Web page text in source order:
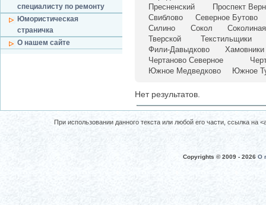
специалисту по ремонту
Юмористическая
страничка
О нашем сайте
Пресненский
Проспект
Свиблово
Северное Бутово
Силино
Сокол
Тверской
Текстильщики
Фили-Давыдково
Хамовники
Чертаново Северное
Южное Медведково
Южное
Нет результатов.
При использовании данного текста или любой его части, ссылка
Copyrights © 2009 - 2026 О